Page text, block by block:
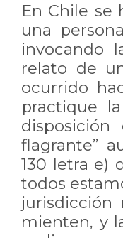
En Chile se
una
invocando
relato de
ocurrido
practique
flagrante”
130 letra e)
todos
mienten, y